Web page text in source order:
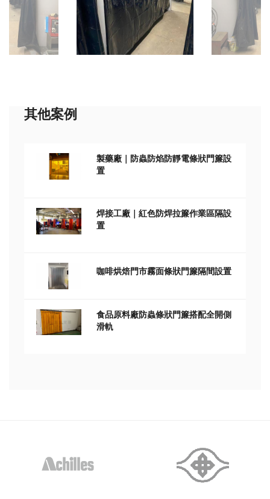
其他案例
製藥廠｜防蟲防焰防靜電條狀門簾設
置
焊接工廠｜紅色防焊拉簾作業區隔設
置
咖啡烘焙門市霧面條狀門簾隔間設置
食品原料廠防蟲條狀門簾搭配全開側
滑軌